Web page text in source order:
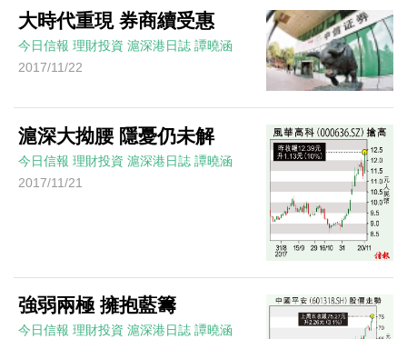
大時代重現 券商續受惠
今日信報 理財投資 滬深港日誌 譚曉涵
2017/11/22
滬深大拗腰 隱憂仍未解
今日信報 理財投資 滬深港日誌 譚曉涵
2017/11/21
強弱兩極 擁抱藍籌
今日信報 理財投資 滬深港日誌 譚曉涵